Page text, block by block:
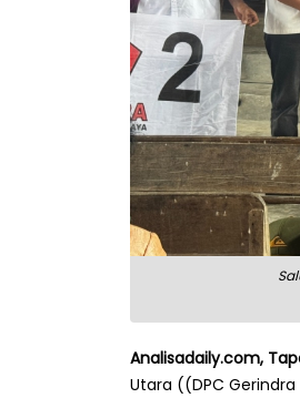
Analisadaily.com,
Utara ((DPC